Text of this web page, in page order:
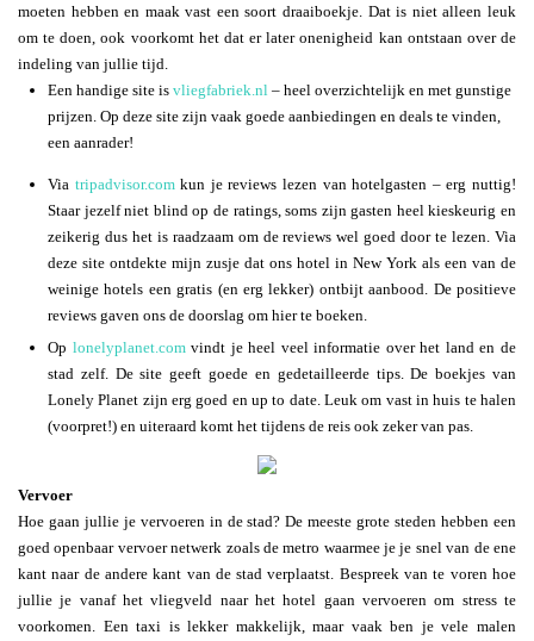
moeten hebben en maak vast een soort draaiboekje. Dat is niet alleen leuk
om te doen, ook voorkomt het dat er later onenigheid kan ontstaan over de
indeling van jullie tijd.
Een handige site is vliegfabriek.nl – heel overzichtelijk en met gunstige
prijzen. Op deze site zijn vaak goede aanbiedingen en deals te vinden,
een aanrader!
Via tripadvisor.comkun je reviews lezen van hotelgasten – erg nuttig!
Staar jezelf niet blind op de ratings, soms zijn gasten heel kieskeurig en
zeikerig dus het is raadzaam om de reviews wel goed door te lezen. Via
deze site ontdekte mijn zusje dat ons hotel in New York als een van de
weinige hotels een gratis (en erg lekker) ontbijt aanbood. De positieve
reviews gaven ons de doorslag om hier te boeken.
Op lonelyplanet.comvindt je heel veel informatie over het land en de
stad zelf. De site geeft goede en gedetailleerde tips. De boekjes van
Lonely Planet zijn erg goed en up to date. Leuk om vast in huis te halen
(voorpret!) en uiteraard komt het tijdens de reis ook zeker van pas.
Vervoer
Hoe gaan jullie je vervoeren in de stad? De meeste grote steden hebben een
goed openbaar vervoer netwerk zoals de metro waarmee je je snel van de ene
kant naar de andere kant van de stad verplaatst. Bespreek van te voren hoe
jullie je vanaf het vliegveld naar het hotel gaan vervoeren om stress te
voorkomen. Een taxi is lekker makkelijk, maar vaak ben je vele malen